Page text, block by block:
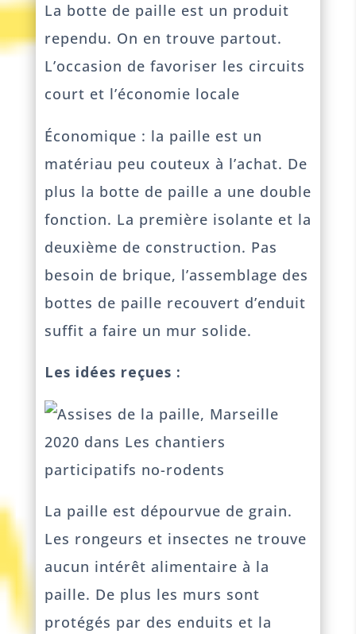
La botte de paille est un produit
rependu. On en trouve partout.
L’occasion de favoriser les circuits
court et l’économie locale
Économique : la paille est un
matériau peu couteux à l’achat. De
plus la botte de paille a une double
fonction. La première isolante et la
deuxième de construction. Pas
besoin de brique, l’assemblage des
bottes de paille recouvert d’enduit
suffit a faire un mur solide.
Les idées reçues :
La paille est dépourvue de grain.
Les rongeurs et insectes ne trouve
aucun intérêt alimentaire à la
paille. De plus les murs sont
protégés par des enduits et la